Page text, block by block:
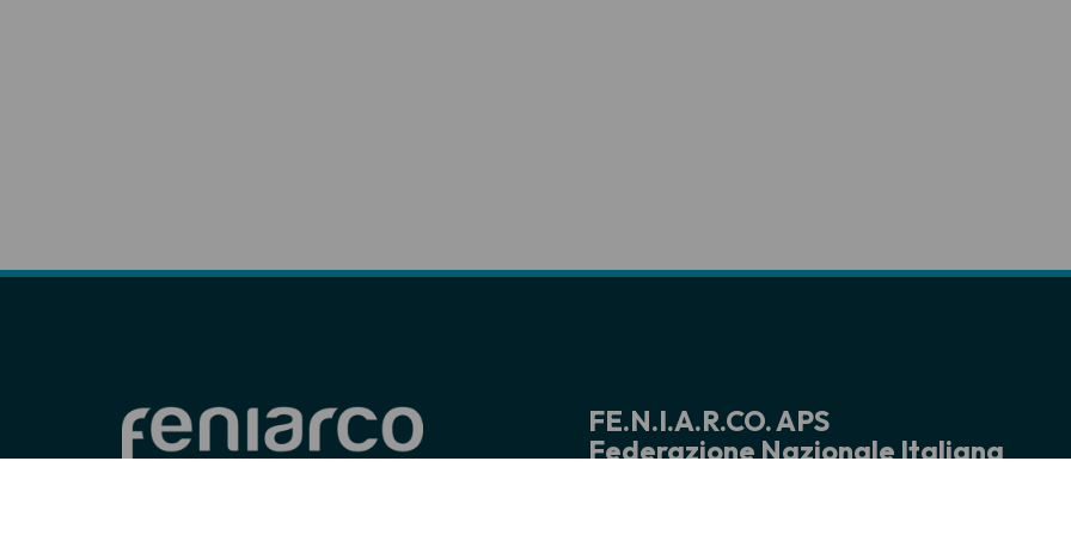
FE.N.I.A.R.CO. APS
Federazione Nazionale Italiana